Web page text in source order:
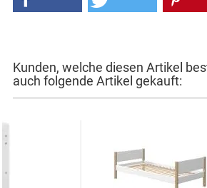
Kunden, welche diesen Artikel
auch folgende Artikel gekauft: